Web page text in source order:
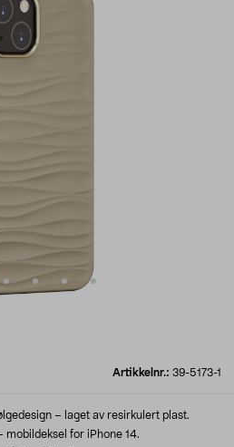
Artikkelnr.: 39-5173-1
– laget av resirkulert plast.
mobildeksel for iPhone 14.